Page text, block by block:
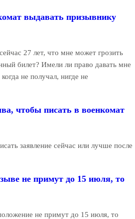
выдавать призывнику
27 лет, что мне может грозить
билет? Имели ли право давать мне
не получал, нигде не
чтобы писать в военкомат
заявление сейчас или лучше после
не примут до 15 июля, то
не примут до 15 июля, то